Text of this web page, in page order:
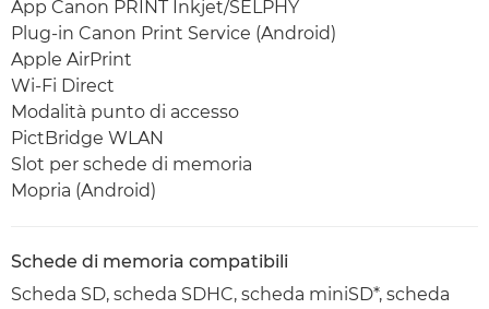
App Canon PRINT Inkjet/SELPHY
Plug-in Canon Print Service (Android)
Apple AirPrint
Wi-Fi Direct
Modalità punto di accesso
PictBridge WLAN
Slot per schede di memoria
Mopria (Android)
Schede di memoria compatibili
Scheda SD, scheda SDHC, scheda miniSD*, scheda